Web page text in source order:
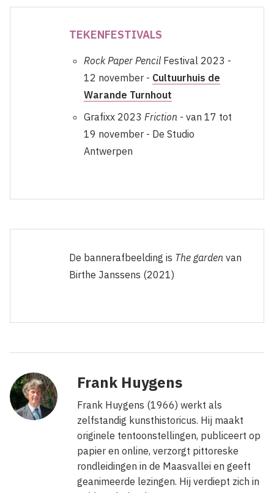
TEKENFESTIVALS
Rock Paper Pencil Festival 2023 -
12 november - Cultuurhuis de
Warande Turnhout
Grafixx 2023 Friction - van 17 tot
19 november - De Studio
Antwerpen
De bannerafbeelding is The garden van
Birthe Janssens (2021)
Frank Huygens
Frank Huygens (1966) werkt als
zelfstandig kunsthistoricus. Hij maakt
originele tentoonstellingen, publiceert op
papier en online, verzorgt pittoreske
rondleidingen in de Maasvallei en geeft
geanimeerde lezingen. Hij verdiept zich in